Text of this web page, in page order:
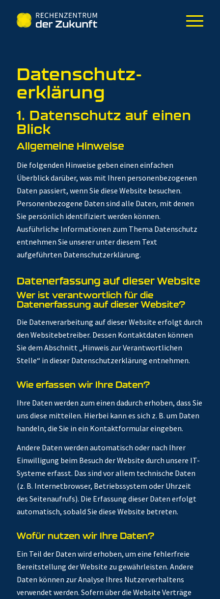
Datenschutz­
erklärung
1. Datenschutz auf einen
Blick
Allgemeine Hinweise
Die folgenden Hinweise geben einen einfachen
Überblick darüber, was mit Ihren personenbezogenen
Daten passiert, wenn Sie diese Website besuchen.
Personenbezogene Daten sind alle Daten, mit denen
Sie persönlich identifiziert werden können.
Ausführliche Informationen zum Thema Datenschutz
entnehmen Sie unserer unter diesem Text
aufgeführten Datenschutzerklärung.
Datenerfassung auf dieser Website
Wer ist verantwortlich für die
Datenerfassung auf dieser Website?
Die Datenverarbeitung auf dieser Website erfolgt durch
den Websitebetreiber. Dessen Kontaktdaten können
Sie dem Abschnitt „Hinweis zur Verantwortlichen
Stelle“ in dieser Datenschutzerklärung entnehmen.
Wie erfassen wir Ihre Daten?
Ihre Daten werden zum einen dadurch erhoben, dass Sie
uns diese mitteilen. Hierbei kann es sich z. B. um Daten
handeln, die Sie in ein Kontaktformular eingeben.
Andere Daten werden automatisch oder nach Ihrer
Einwilligung beim Besuch der Website durch unsere IT-
Systeme erfasst. Das sind vor allem technische Daten
(z. B. Internetbrowser, Betriebssystem oder Uhrzeit
des Seitenaufrufs). Die Erfassung dieser Daten erfolgt
automatisch, sobald Sie diese Website betreten.
Wofür nutzen wir Ihre Daten?
Ein Teil der Daten wird erhoben, um eine fehlerfreie
Bereitstellung der Website zu gewährleisten. Andere
Daten können zur Analyse Ihres Nutzerverhaltens
verwendet werden. Sofern über die Website Verträge